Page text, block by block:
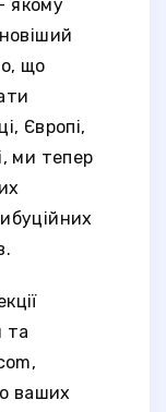
якому
що
Європі,
ми тепер
та
ваших